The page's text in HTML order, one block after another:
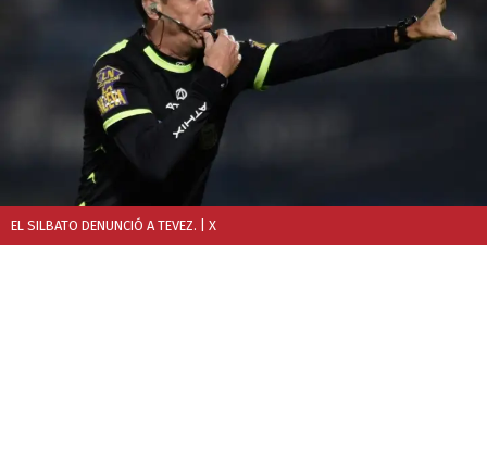
EL SILBATO DENUNCIÓ A TEVEZ. | X